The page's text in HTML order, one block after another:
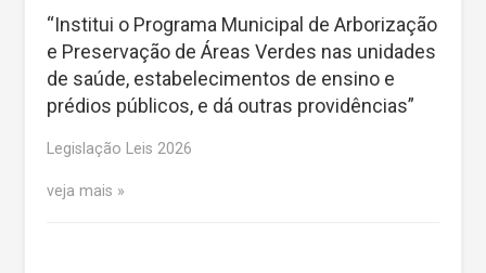
“Institui o Programa Municipal de Arborização
e Preservação de Áreas Verdes nas unidades
de saúde, estabelecimentos de ensino e
prédios públicos, e dá outras providências”
Legislação Leis 2026
veja mais